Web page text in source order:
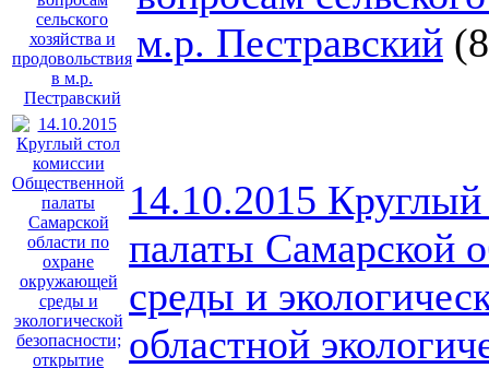
м.р. Пестравский
14.10.2015
палаты Самарской
среды и
областной